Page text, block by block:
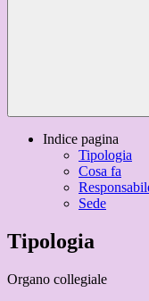
Indice pagina
Tipologia
Cosa fa
Sede
Tipologia
Organo collegiale